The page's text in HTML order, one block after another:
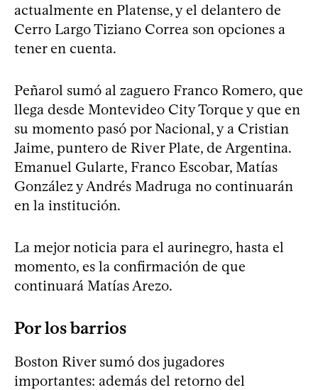
actualmente en Platense, y el delantero de
Cerro Largo Tiziano Correa son opciones a
tener en cuenta.
Peñarol sumó al zaguero Franco Romero, que
llega desde Montevideo City Torque y que en
su momento pasó por Nacional, y a Cristian
Jaime, puntero de River Plate, de Argentina.
Emanuel Gularte, Franco Escobar, Matías
González y Andrés Madruga no continuarán
en la institución.
La mejor noticia para el aurinegro, hasta el
momento, es la confirmación de que
continuará Matías Arezo.
Por los barrios
Boston River sumó dos jugadores
importantes: además del retorno del